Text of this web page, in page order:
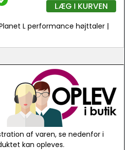
LÆG I KURVEN
L performance højttaler |
af varen, se nedenfor i
kan opleves.